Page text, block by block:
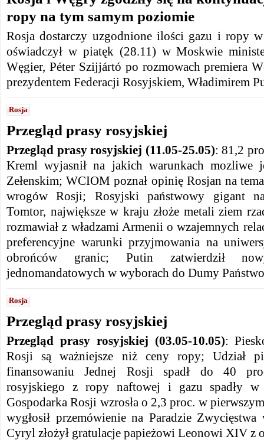
ropy na tym samym poziomie
Rosja dostarczy uzgodnione ilości gazu i ropy
oświadczył w piatęk (28.11) w Moskwie
Węgier, Péter Szijjártó po rozmowach premiera
prezydentem Federacji Rosyjskiem, Władimirem
Rosja
Przegląd prasy rosyjskiej
Przegląd prasy rosyjskiej (11.05-25.05): 81,2
Kreml wyjasnił na jakich warunkach mozliwe
Zełenskim; WCIOM poznał opinię Rosjan na
wrogów Rosji; Rosyjski państwowy gigant
Tomtor, największe w kraju złoże metali ziem
rozmawiał z władzami Armenii o wzajemnych
preferencyjne warunki przyjmowania na
obrońców granic; Putin zatwierdził
jednomandatowych w wyborach do Dumy
Rosja
Przegląd prasy rosyjskiej
Przegląd prasy rosyjskiej (03.05-10.05):
Rosji są ważniejsze niż ceny ropy; Udział
finansowaniu Jednej Rosji spadł do 40
rosyjskiego z ropy naftowej i gazu spadły
Gospodarka Rosji wzrosła o 2,3 proc. w
wygłosił przemówienie na Paradzie
Cyryl złożył gratulacje papieżowi Leonowi XIV z